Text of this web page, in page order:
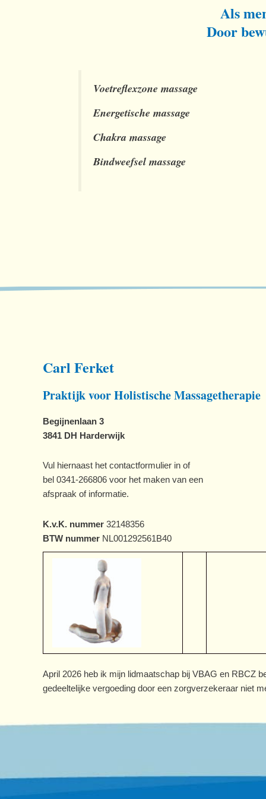
Als
Door
Voetreflexzone massage
Energetische massage
Chakra massage
Bindweefsel massage
Carl Ferket
Praktijk voor Holistische Massagetherapie
Begijnenlaan 3
3841 DH Harderwijk
Vul hiernaast het contactformulier in of
bel 0341-266806 voor het maken van een
afspraak of informatie.
K.v.K. nummer 32148356
BTW nummer NL001292561B40
April 2026 heb ik mijn lidmaatschap bij VBAG en RBCZ
gedeeltelijke vergoeding door een zorgverzekeraar niet